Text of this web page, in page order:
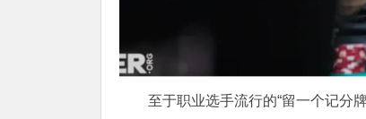
至于职业选手流行的“留一个记分